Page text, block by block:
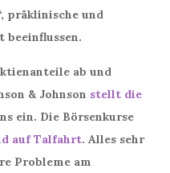
präklinische und
beeinflussen.
ab und
& Johnson stellt die
ein. Die Börsenkurse
auf Talfahrt. Alles sehr
Probleme am